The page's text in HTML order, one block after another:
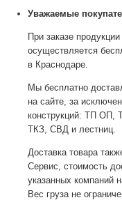
Уважаемые
При заказе
осуществляется
в Краснодаре.
Мы бесплатно
на сайте, за
конструкций: ТП
ТКЗ, СВД и лестниц.
Доставка товара
Сервис, стоимость
указанных компаний
Вес груза не